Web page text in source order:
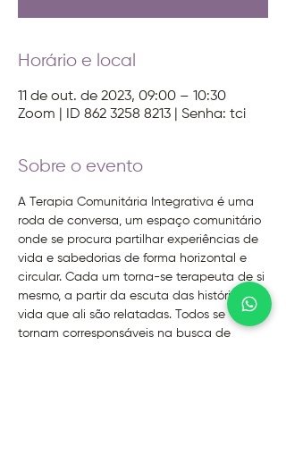
Horário e local
11 de out. de 2023, 09:00 – 10:30
Zoom | ID 862 3258 8213 | Senha: tci
Sobre o evento
A Terapia Comunitária Integrativa é uma
roda de conversa, um espaço comunitário
onde se procura partilhar experiências de
vida e sabedorias de forma horizontal e
circular. Cada um torna-se terapeuta de si
mesmo, a partir da escuta das histórias de
vida que ali são relatadas. Todos se
tornam corresponsáveis na busca de